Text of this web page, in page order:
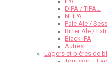
DIPA / TIPA…
NEIPA
Pale Ale /
Bitter Ale /
Black IPA
Autres
Lagers et bières de